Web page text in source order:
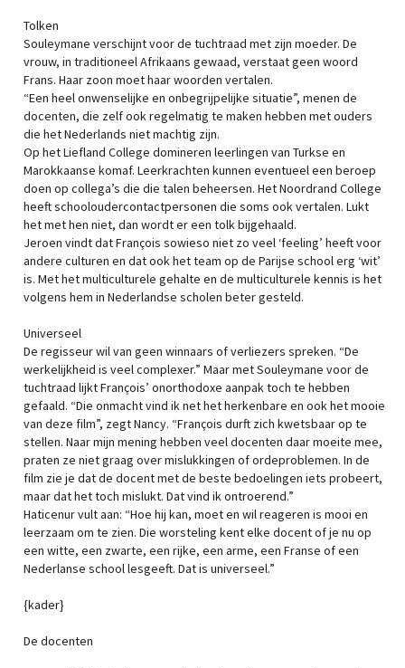
Tolken
Souleymane verschijnt voor de tuchtraad met zijn moeder. De
vrouw, in traditioneel Afrikaans gewaad, verstaat geen woord
Frans. Haar zoon moet haar woorden vertalen.
“Een heel onwenselijke en onbegrijpelijke situatie”, menen de
docenten, die zelf ook regelmatig te maken hebben met ouders
die het Nederlands niet machtig zijn.
Op het Liefland College domineren leerlingen van Turkse en
Marokkaanse komaf. Leerkrachten kunnen eventueel een beroep
doen op collega’s die die talen beheersen. Het Noordrand College
heeft schooloudercontactpersonen die soms ook vertalen. Lukt
het met hen niet, dan wordt er een tolk bijgehaald.
Jeroen vindt dat François sowieso niet zo veel ‘feeling’ heeft voor
andere culturen en dat ook het team op de Parijse school erg ‘wit’
is. Met het multiculturele gehalte en de multiculturele kennis is het
volgens hem in Nederlandse scholen beter gesteld.
Universeel
De regisseur wil van geen winnaars of verliezers spreken. “De
werkelijkheid is veel complexer.” Maar met Souleymane voor de
tuchtraad lijkt François’ onorthodoxe aanpak toch te hebben
gefaald. “Die onmacht vind ik net het herkenbare en ook het mooie
van deze film”, zegt Nancy. “François durft zich kwetsbaar op te
stellen. Naar mijn mening hebben veel docenten daar moeite mee,
praten ze niet graag over mislukkingen of ordeproblemen. In de
film zie je dat de docent met de beste bedoelingen iets probeert,
maar dat het toch mislukt. Dat vind ik ontroerend.”
Haticenur vult aan: “Hoe hij kan, moet en wil reageren is mooi en
leerzaam om te zien. Die worsteling kent elke docent of je nu op
een witte, een zwarte, een rijke, een arme, een Franse of een
Nederlanse school lesgeeft. Dat is universeel.”
{kader}
De docenten